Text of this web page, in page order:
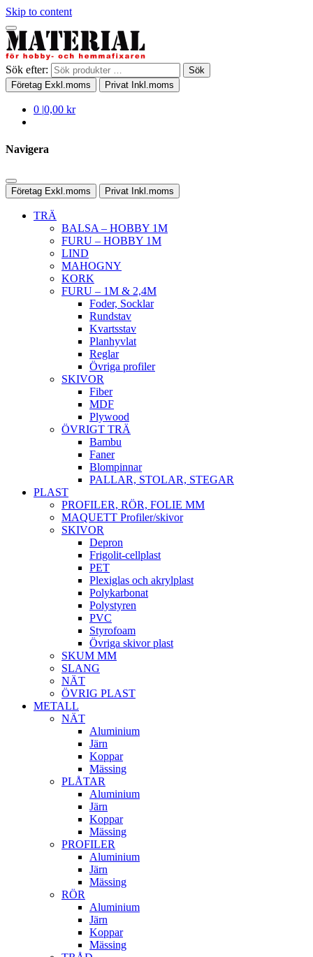
Skip to content
Sök efter:
Sök
Företag Exkl.moms Privat Inkl.moms
0 |0,00 kr
Navigera
Företag Exkl.moms Privat Inkl.moms
TRÄ
BALSA – HOBBY 1M
FURU – HOBBY 1M
LIND
MAHOGNY
KORK
FURU – 1M & 2,4M
Foder, Socklar
Rundstav
Kvartsstav
Planhyvlat
Reglar
Övriga profiler
SKIVOR
Fiber
MDF
Plywood
ÖVRIGT TRÄ
Bambu
Faner
Blompinnar
PALLAR, STOLAR, STEGAR
PLAST
PROFILER, RÖR, FOLIE MM
MAQUETT Profiler/skivor
SKIVOR
Depron
Frigolit-cellplast
PET
Plexiglas och akrylplast
Polykarbonat
Polystyren
PVC
Styrofoam
Övriga skivor plast
SKUM MM
SLANG
NÄT
ÖVRIG PLAST
METALL
NÄT
Aluminium
Järn
Koppar
Mässing
PLÅTAR
Aluminium
Järn
Koppar
Mässing
PROFILER
Aluminium
Järn
Mässing
RÖR
Aluminium
Järn
Koppar
Mässing